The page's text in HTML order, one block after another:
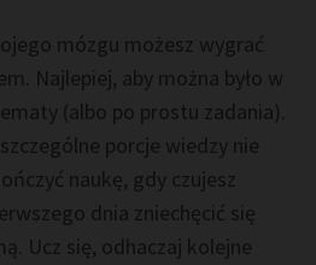
mózgu możesz wygrać
Najlepiej, aby można było w
(albo po prostu zadania).
porcje wiedzy nie
naukę, gdy czujesz
dnia zniechęcić się
Ucz się, odhaczaj kolejne